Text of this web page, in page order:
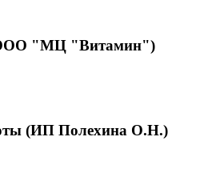
"МЦ "Витамин")
(ИП Полехина О.Н.)